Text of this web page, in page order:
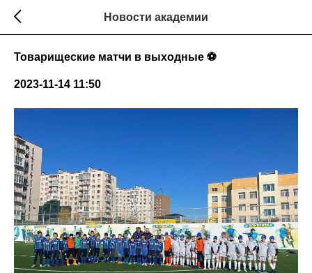
Новости академии
Товарищеские матчи в выходные ⚽
2023-11-14 11:50